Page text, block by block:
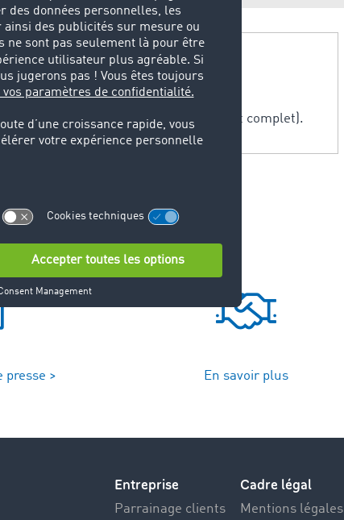
lourd (par opposition au chargement complet).
presse > En savoir plus
Entreprise
Parrainage clients
Cadre légal
Mentions légales